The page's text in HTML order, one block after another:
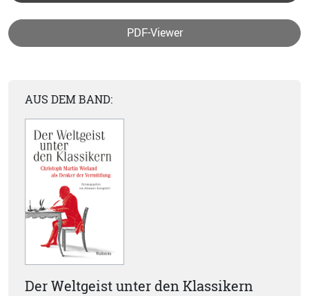
PDF-Viewer
AUS DEM BAND:
Der Weltgeist unter den Klassikern